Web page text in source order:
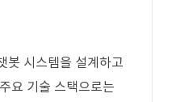
봇 시스템을 설계하고
요 기술 스택으로는